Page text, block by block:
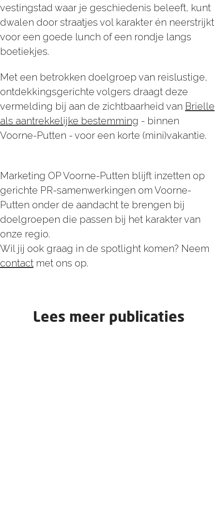
vestingstad waar je geschiedenis beleeft, kunt
dwalen door straatjes vol karakter én neerstrijkt
voor een goede lunch of een rondje langs
boetiekjes.
Met een betrokken doelgroep van reislustige,
ontdekkingsgerichte volgers draagt deze
vermelding bij aan de zichtbaarheid van Brielle
als aantrekkelijke bestemming - binnen
Voorne-Putten - voor een korte (mini)vakantie.
Marketing OP Voorne-Putten blijft inzetten op
gerichte PR-samenwerkingen om Voorne-
Putten onder de aandacht te brengen bij
doelgroepen die passen bij het karakter van
onze regio.
Wil jij ook graag in de spotlight komen? Neem
contact met ons op.
Lees meer publicaties